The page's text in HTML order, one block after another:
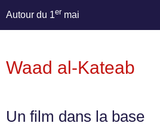
Autour du 1er mai
Waad al-Kateab
Un film dans la base